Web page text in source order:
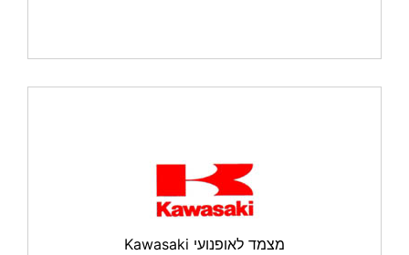
מצמד לאופנועי Kawasaki